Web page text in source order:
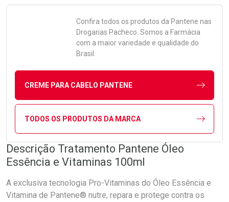
Confira todos os produtos da Pantene nas
Drogarias Pacheco. Somos a Farmácia
com a maior variedade e qualidade do
Brasil.
CREME PARA CABELO PANTENE
TODOS OS PRODUTOS DA MARCA
Descrição Tratamento Pantene Óleo
Essência e Vitaminas 100ml
A exclusiva tecnologia Pro-Vitaminas do Óleo Essência e
Vitamina de Pantene® nutre, repara e protege contra os